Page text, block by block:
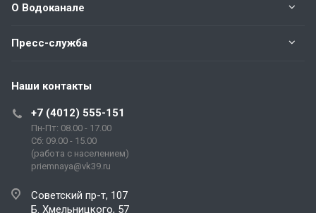
О Водоканале
Пресс-служба
Наши контакты
+7 (4012) 555-151
Пн-Пт: 08.00 - 17.00
Сб: 09.00 - 15.00
(работа с населением)
priemnaya@vk39.ru
Советский пр-т, 107
Б. Хмельницкого, 57